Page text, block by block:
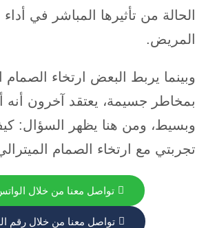
الحالة من تأثيرها المباشر في
المريض.
وبينما يربط البعض ارتخاء الصمام
بمخاطر جسيمة، يعتقد آخرون أنه
وبسيط، ومن هنا يظهر السؤال:
تجربتي مع ارتخاء الصمام
تواصل معنا من خلال
تواصل معنا من خلال رقم